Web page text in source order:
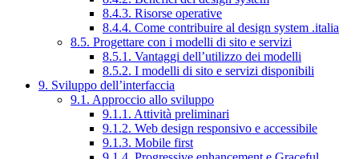
8.4.3. Risorse operative
8.4.4. Come contribuire al design system .italia
8.5. Progettare con i modelli di sito e servizi
8.5.1. Vantaggi dell’utilizzo dei modelli
8.5.2. I modelli di sito e servizi disponibili
9. Sviluppo dell’interfaccia
9.1. Approccio allo sviluppo
9.1.1. Attività preliminari
9.1.2. Web design responsivo e accessibile
9.1.3. Mobile first